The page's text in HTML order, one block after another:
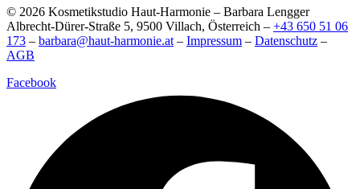
© 2026 Kosmetikstudio Haut-Harmonie – Barbara Lengger
Albrecht-Dürer-Straße 5, 9500 Villach, Österreich – +43 650 51 06
173 – barbara@haut-harmonie.at – Impressum – Datenschutz –
AGB
Facebook